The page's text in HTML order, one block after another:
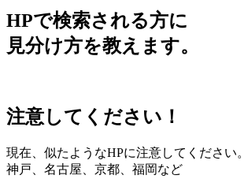
HPで検索される方に
見分け方を教えます。
注意してください！
現在、似たようなHPに注意してください。
神戸、名古屋、京都、福岡など